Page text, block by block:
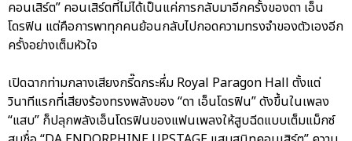
คอนเสิร์ต” คอนเสิร์ตที่ไม่ได้เป็นแค่การกลับมาอีกครั้งของดา เอ็น
โดรฟิน แต่คือการพาทุกคนย้อนกลับไปกอดความทรงจำของตัวเองอีก
ครั้งอย่างเต็มหัวใจ
เปิดฉากท่ามกลางเสียงกรี๊ดกระหึ่ม Royal Paragon Hall ตั้งแต่
วินาทีแรกที่เสียงร้องทรงพลังของ “ดา เอ็นโดรฟิน” ดังขึ้นในเพลง
“แสบ” ก็ปลุกพลังเอ็นโดรฟินของแฟนเพลงให้สูบฉีดแบบเต็มแม็กซ์